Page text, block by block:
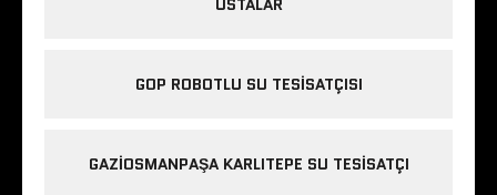
USTALAR
GOP ROBOTLU SU TESISATÇISI
GAZIOSMANPAŞA KARLITEPE SU TESISATÇI